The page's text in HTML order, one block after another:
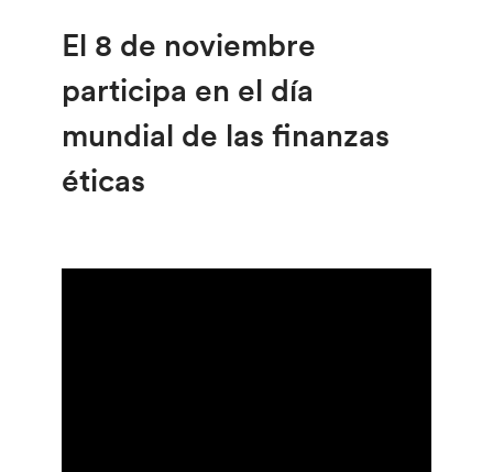
El 8 de noviembre
participa en el día
mundial de las finanzas
éticas